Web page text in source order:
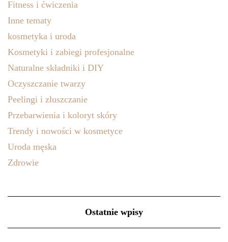
Fitness i ćwiczenia
Inne tematy
kosmetyka i uroda
Kosmetyki i zabiegi profesjonalne
Naturalne składniki i DIY
Oczyszczanie twarzy
Peelingi i złuszczanie
Przebarwienia i koloryt skóry
Trendy i nowości w kosmetyce
Uroda męska
Zdrowie
Ostatnie wpisy